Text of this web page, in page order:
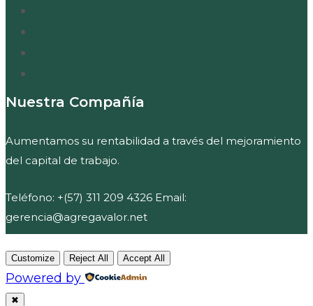
Nuestra Compañía
Aumentamos su rentabilidad a través del mejoramiento
del capital de trabajo.
Teléfono: +(57) 311 209 4326 Email:
gerencia@agregavalor.net
Customize Reject All Accept All
Powered by
✖